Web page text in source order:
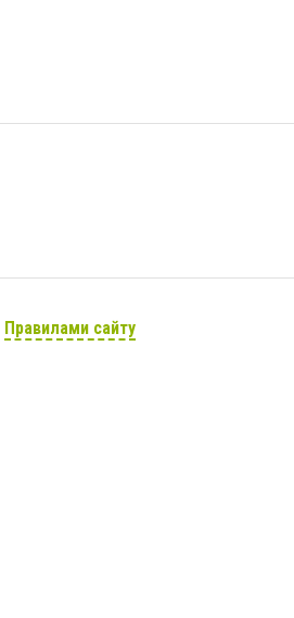
Правилами сайту